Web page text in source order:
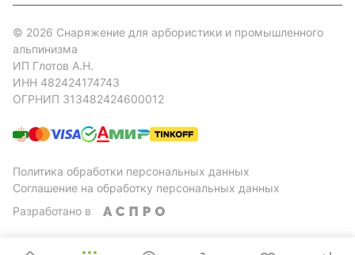
© 2026 Снаряжение для арбористики и промышленного
альпинизма
ИП Глотов А.Н.
ИНН 482424174743
ОГРНИП 313482424600012
Политика обработки персональных данных
Соглашение на обработку персональных данных
Разработано в